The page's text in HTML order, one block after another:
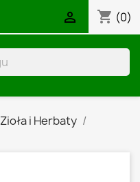
shopping_cart (0)

Zioła i Herbaty